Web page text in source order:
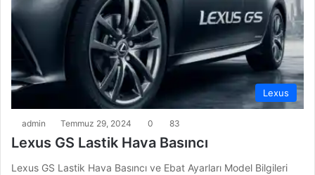
Lexus
admin Temmuz 29, 2024 0 83
Lexus GS Lastik Hava Basıncı
Lexus GS Lastik Hava Basıncı ve Ebat Ayarları Model Bilgileri